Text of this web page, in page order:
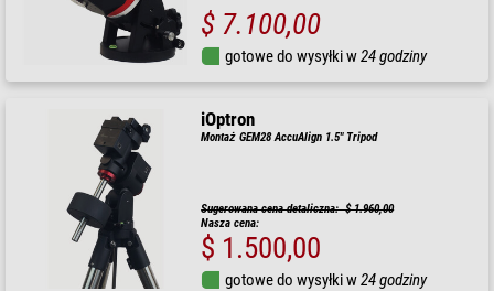
$ 7.100,00
gotowe do wysyłki w24 godziny
iOptron
Montaż GEM28 AccuAlign 1.5" Tripod
Sugerowana cena detaliczna: $ 1.960,00
Nasza cena:
$ 1.500,00
gotowe do wysyłki w24 godziny